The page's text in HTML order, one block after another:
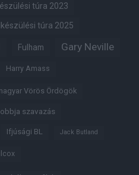
túra 2023
túra 2025
Fulham Gary Neville
Harry Amass
Vörös Ördögök
szavazás
Ifjúsági BL Jack Butland